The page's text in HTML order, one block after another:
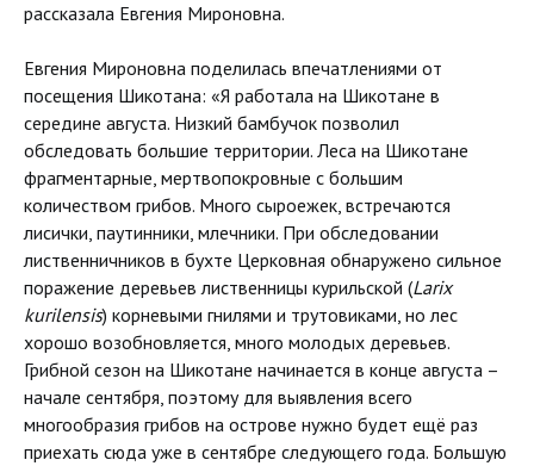
рассказала Евгения Мироновна.
Евгения Мироновна поделилась впечатлениями от
посещения Шикотана: «Я работала на Шикотане в
середине августа. Низкий бамбучок позволил
обследовать большие территории. Леса на Шикотане
фрагментарные, мертвопокровные с большим
количеством грибов. Много сыроежек, встречаются
лисички, паутинники, млечники. При обследовании
лиственничников в бухте Церковная обнаружено сильное
поражение деревьев лиственницы курильской (Larix
kurilensis) корневыми гнилями и трутовиками, но лес
хорошо возобновляется, много молодых деревьев.
Грибной сезон на Шикотане начинается в конце августа –
начале сентября, поэтому для выявления всего
многообразия грибов на острове нужно будет ещё раз
приехать сюда уже в сентябре следующего года. Большую